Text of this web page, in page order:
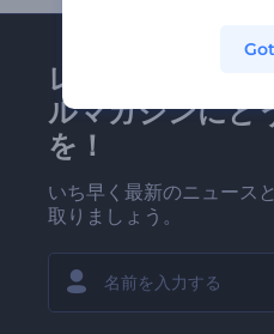
レンダーフォレ
ルマガジンにど
を！
いち早く最新のニュース
取りましょう。